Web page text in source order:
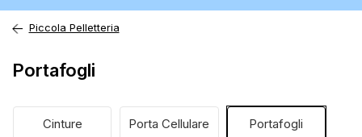
Piccola Pelletteria
Portafogli
Cinture Porta Cellulare Portafogli